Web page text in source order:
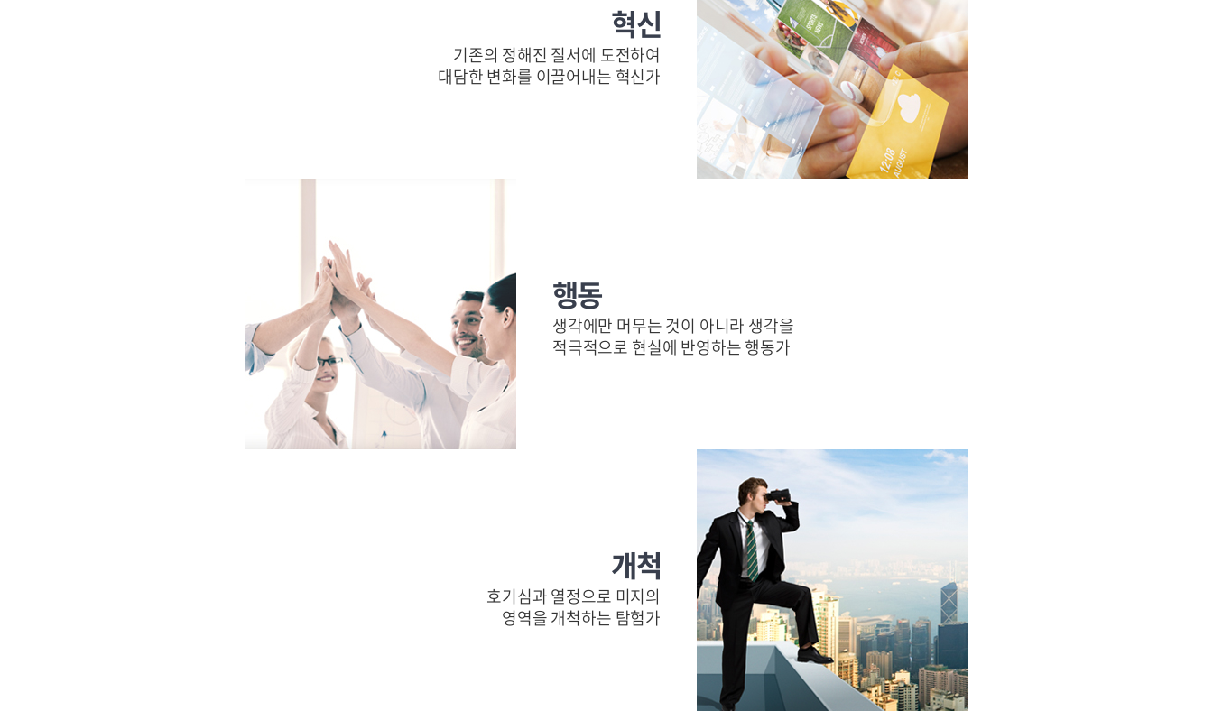
혁신
기존의 정해진 질서에 도전하여
대담한 변화를 이끌어내는 혁신가
행동
생각에만 머무는 것이 아니라 생각을
적극적으로 현실에 반영하는 행동가
개척
호기심과 열정으로 미지의
영역을 개척하는 탐험가